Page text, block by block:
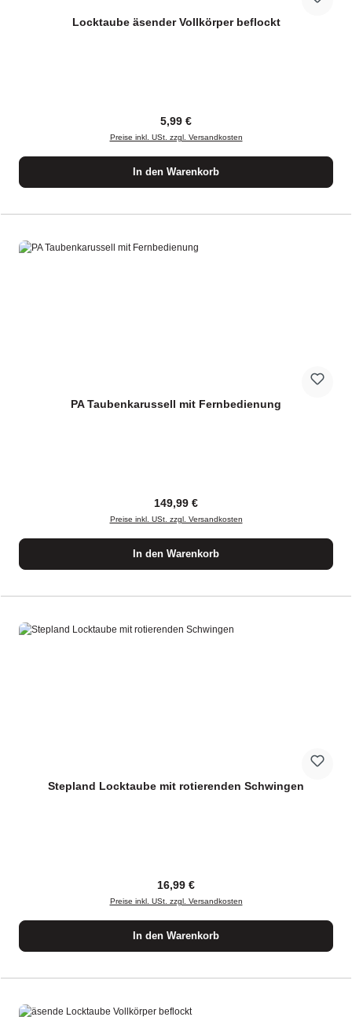
Locktaube äsender Vollkörper beflockt
Regulärer Preis:
5,99 €
Preise inkl. USt. zzgl. Versandkosten
In den Warenkorb
PA Taubenkarussell mit Fernbedienung
Regulärer Preis:
149,99 €
Preise inkl. USt. zzgl. Versandkosten
In den Warenkorb
Stepland Locktaube mit rotierenden Schwingen
Regulärer Preis:
16,99 €
Preise inkl. USt. zzgl. Versandkosten
In den Warenkorb